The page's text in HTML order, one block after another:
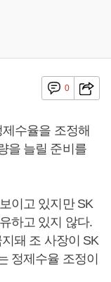
0
수율을 조정해
을 늘릴 준비를
이고 있지만 SK
하고 있지 않다.
돼 조 사장이 SK
정제수율 조정이